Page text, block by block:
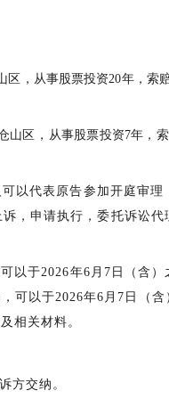
区， 从事股票投资20年， 索
山区 ， 从事股票投资7年，
以代表原告参加开庭审
，申请执行，委托诉讼
以于2026年6 月 7 日 （含 ）
可以于2026年6 月 7 日 （ 含
相关材料。
方交纳。